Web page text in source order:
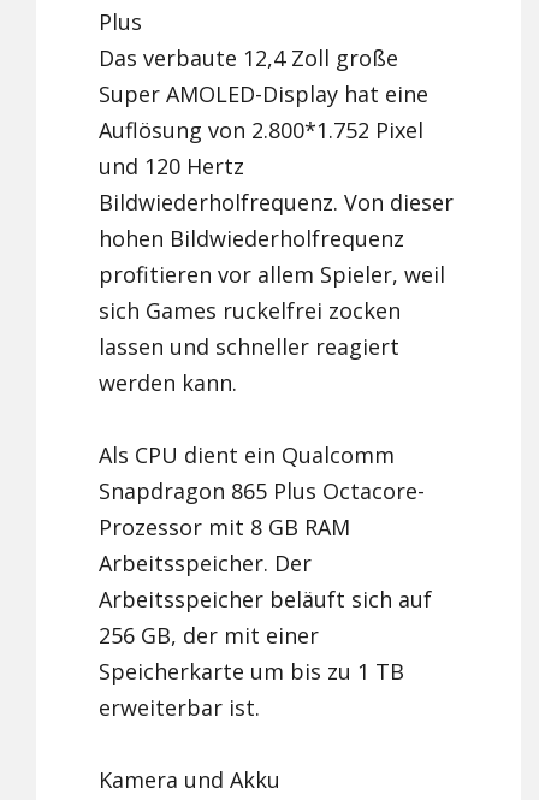
Plus
Das verbaute 12,4 Zoll große
Super AMOLED-Display hat eine
Auflösung von 2.800*1.752 Pixel
und 120 Hertz
Bildwiederholfrequenz. Von dieser
hohen Bildwiederholfrequenz
profitieren vor allem Spieler, weil
sich Games ruckelfrei zocken
lassen und schneller reagiert
werden kann.
Als CPU dient ein Qualcomm
Snapdragon 865 Plus Octacore-
Prozessor mit 8 GB RAM
Arbeitsspeicher. Der
Arbeitsspeicher beläuft sich auf
256 GB, der mit einer
Speicherkarte um bis zu 1 TB
erweiterbar ist.
Kamera und Akku